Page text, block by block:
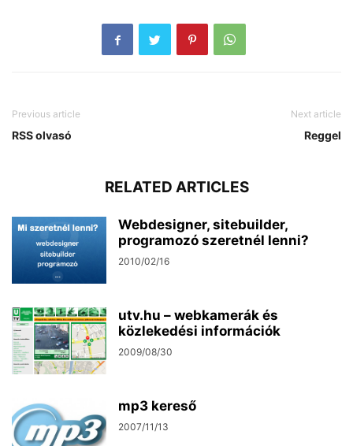
Previous article
RSS olvasó
Next article
Reggel
RELATED ARTICLES
Webdesigner, sitebuilder,
programozó szeretnél lenni?
2010/02/16
utv.hu – webkamerák és
közlekedési információk
2009/08/30
mp3 kereső
2007/11/13